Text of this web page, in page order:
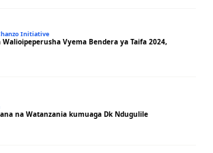
Initiative
Vyema Bendera ya Taifa 2024,
na Watanzania kumuaga Dk Ndugulile